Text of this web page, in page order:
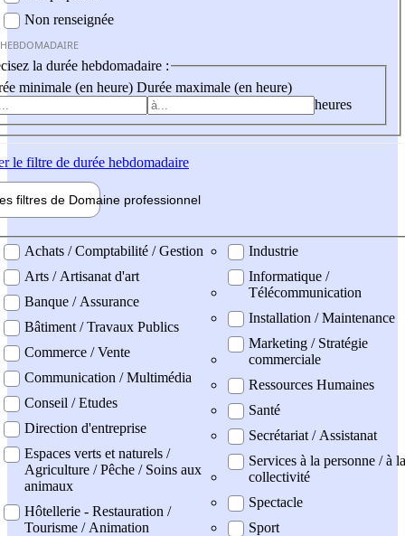
Non renseignée
la durée hebdomadaire :
minimale (en heure) Durée maximale (en heure)
heures
le filtre de durée hebdomadaire
filtres de Domaine professionnel
professionel
Achats / Comptabilité / Gestion
Arts / Artisanat d'art
Banque / Assurance
Bâtiment / Travaux Publics
Commerce / Vente
Communication / Multimédia
Conseil / Etudes
Direction d'entreprise
Espaces verts et naturels /
Agriculture / Pêche / Soins aux
animaux
Hôtellerie - Restauration /
Tourisme / Animation
Industrie
Informatique /
Télécommunication
Installation / Maintenance
Marketing / Stratégie
commerciale
Ressources Humaines
Santé
Secrétariat / Assistanat
Services à la personne / à la
collectivité
Spectacle
Sport